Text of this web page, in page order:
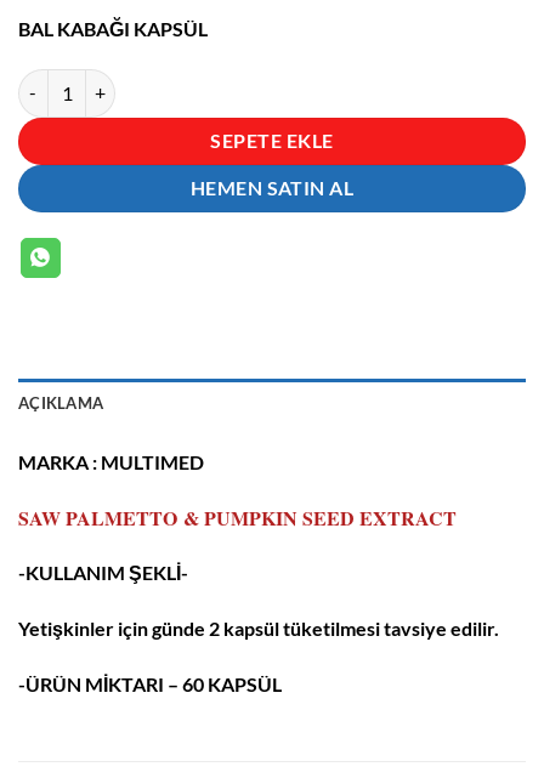
BAL KABAĞI KAPSÜL
Multimed Cüce Palmiye Bal kabağı 60 Kapsül Saw Palmetto &
SEPETE EKLE
HEMEN SATIN AL
AÇIKLAMA
MARKA : MULTIMED
SAW PALMETTO &PUMPKIN SEED EXTRACT
-KULLANIM ŞEKLİ-
Yetişkinler için günde 2 kapsül tüketilmesi tavsiye edilir.
-ÜRÜN MİKTARI – 60 KAPSÜL